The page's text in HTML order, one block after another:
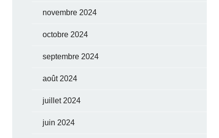
novembre 2024
octobre 2024
septembre 2024
août 2024
juillet 2024
juin 2024